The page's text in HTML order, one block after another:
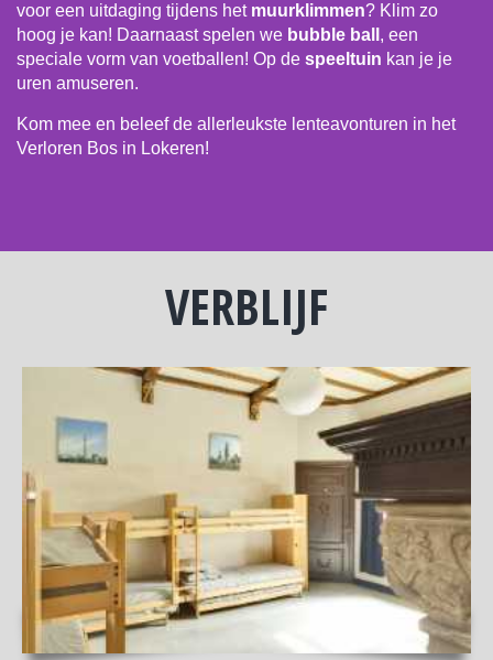
voor een uitdaging tijdens het muurklimmen? Klim zo
hoog je kan! Daarnaast spelen we bubble ball , een
speciale vorm van voetballen! Op de speeltuin kan je je
uren amuseren.
Kom mee en beleef de allerleukste lenteavonturen in het
Verloren Bos in Lokeren!
VERBLIJF